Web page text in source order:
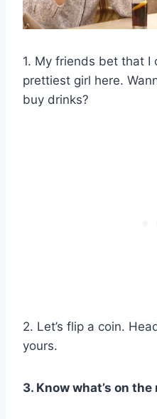
1. My friends bet that I
prettiest girl here.
buy drinks?
2. Let’s flip a coin.
yours.
3. Know what’s on the